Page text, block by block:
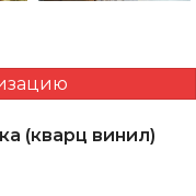
(кварц винил)